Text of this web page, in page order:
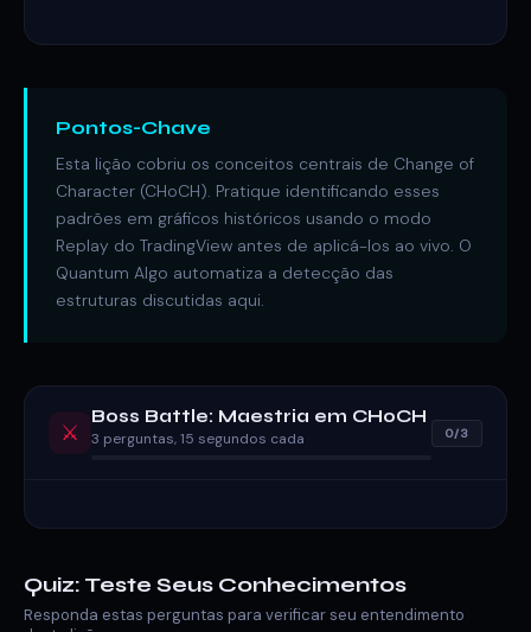
Pontos-Chave
Esta lição cobriu os conceitos centrais de Change of
Character (CHoCH). Pratique identificando esses
padrões em gráficos históricos usando o modo
Replay do TradingView antes de aplicá-los ao vivo. O
Quantum Algo automatiza a detecção das
estruturas discutidas aqui.
⚔️
Boss Battle: Maestria em CHoCH
3 perguntas, 15 segundos cada 0/3
Quiz: Teste Seus Conhecimentos
Responda estas perguntas para verificar seu entendimento